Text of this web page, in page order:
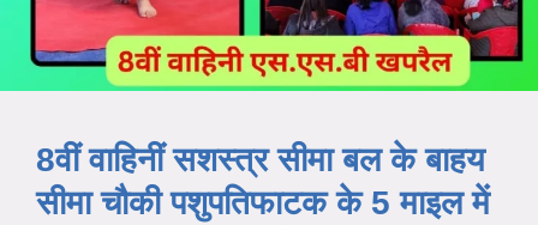
8वीं वाहिनीं सशस्त्र सीमा बल के बाहय
सीमा चौकी पशुपतिफाटक के 5 माइल में